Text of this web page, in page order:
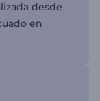
desde
en